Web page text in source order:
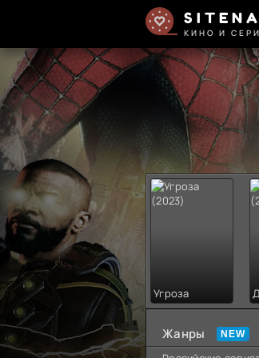
КИНО И
Угроза
Жанры